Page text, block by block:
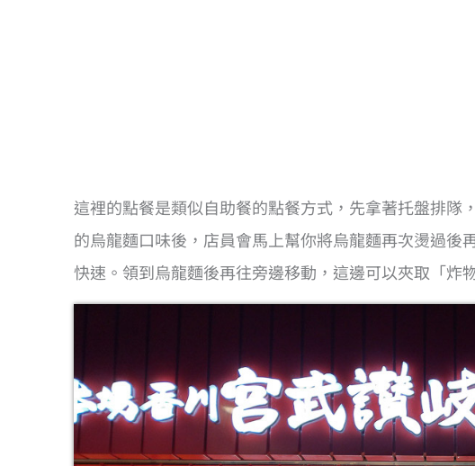
這裡的點餐是類似自助餐的點餐方式，先拿著托盤排
的烏龍麵口味後，店員會馬上幫你將烏龍麵再次燙過
快速。領到烏龍麵後再往旁邊移動，這邊可以夾取「炸